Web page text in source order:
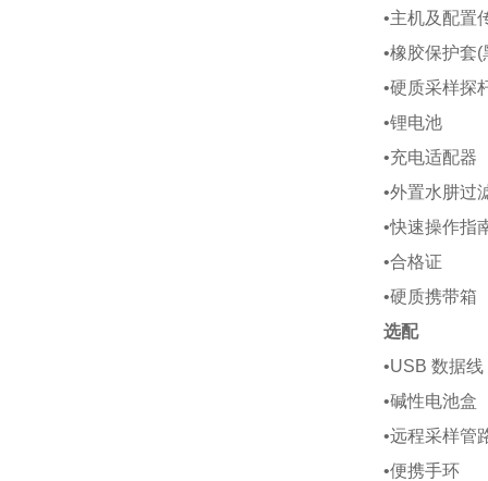
•主机及配置
•橡胶保护套(
•硬质采样探
•锂电池
•充电适配器
•外置水肼过
•快速操作指
•合格证
•硬质携带箱
选配
•USB 数据线
•碱性电池盒
•远程采样管
•便携手环